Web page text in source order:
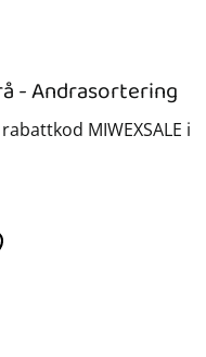
- Andrasortering
MIWEXSALE i
till i favoriter